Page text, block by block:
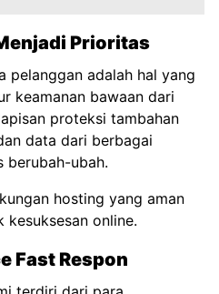
Prioritas
pelanggan adalah hal yang
keamanan bawaan dari
proteksi tambahan
data dari berbagai
berubah-ubah.
hosting yang aman
kesuksesan online.
Fast Respon